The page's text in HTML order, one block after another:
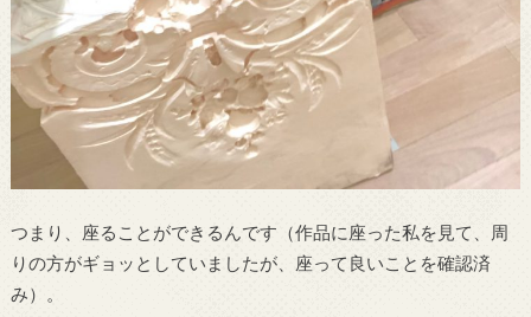
つまり、座ることができるんです（作品に座った私を見て、周
りの方がギョッとしていましたが、座って良いことを確認済
み）。